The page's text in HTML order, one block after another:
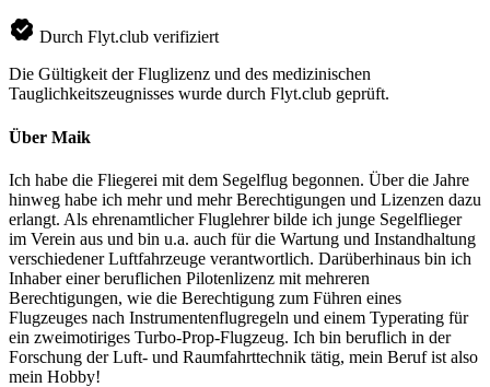
Durch Flyt.club verifiziert
Die Gültigkeit der Fluglizenz und des medizinischen
Tauglichkeitszeugnisses wurde durch Flyt.club geprüft.
Über Maik
Ich habe die Fliegerei mit dem Segelflug begonnen. Über die Jahre
hinweg habe ich mehr und mehr Berechtigungen und Lizenzen dazu
erlangt. Als ehrenamtlicher Fluglehrer bilde ich junge Segelflieger
im Verein aus und bin u.a. auch für die Wartung und Instandhaltung
verschiedener Luftfahrzeuge verantwortlich. Darüberhinaus bin ich
Inhaber einer beruflichen Pilotenlizenz mit mehreren
Berechtigungen, wie die Berechtigung zum Führen eines
Flugzeuges nach Instrumentenflugregeln und einem Typerating für
ein zweimotiriges Turbo-Prop-Flugzeug. Ich bin beruflich in der
Forschung der Luft- und Raumfahrttechnik tätig, mein Beruf ist also
mein Hobby!